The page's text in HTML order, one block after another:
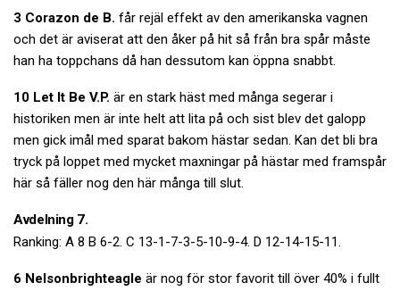
3 Corazon de B. får rejäl effekt av den amerikanska vagnen
och det är aviserat att den åker på hit så från bra spår måste
han ha toppchans då han dessutom kan öppna snabbt.
10 Let It Be V.P. är en stark häst med många segerar i
historiken men är inte helt att lita på och sist blev det galopp
men gick imål med sparat bakom hästar sedan. Kan det bli bra
tryck på loppet med mycket maxningar på hästar med framspår
här så fäller nog den här många till slut.
Avdelning 7.
Ranking: A 8 B 6-2. C 13-1-7-3-5-10-9-4. D 12-14-15-11.
6 Nelsonbrighteagle är nog för stor favorit till över 40% i fullt